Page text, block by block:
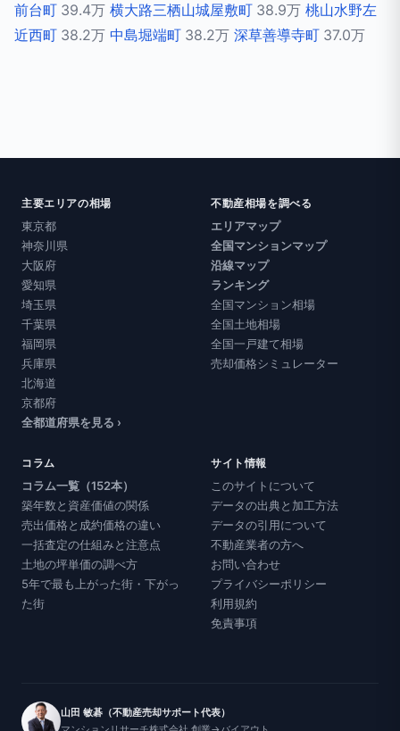
前台町 39.4万 横大路三栖山城屋敷町 38.9万 桃山水野左
近西町 38.2万 中島堀端町 38.2万 深草善導寺町 37.0万
主要エリアの相場
東京都
神奈川県
大阪府
愛知県
埼玉県
千葉県
福岡県
兵庫県
北海道
京都府
全都道府県を見る ›
不動産相場を調べる
エリアマップ
全国マンションマップ
沿線マップ
ランキング
全国マンション相場
全国土地相場
全国一戸建て相場
売却価格シミュレーター
コラム
コラム一覧（152本）
築年数と資産価値の関係
売出価格と成約価格の違い
一括査定の仕組みと注意点
土地の坪単価の調べ方
5年で最も上がった街・下がっ
た街
サイト情報
このサイトについて
データの出典と加工方法
データの引用について
不動産業者の方へ
お問い合わせ
プライバシーポリシー
利用規約
免責事項
山田 敏碁（不動産売却サポート代表）